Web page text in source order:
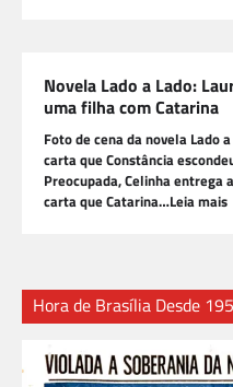
Novela Lado a Lado:
uma filha com Catarina
Foto de cena da novela Lado
carta que Constância
Preocupada, Celinha entrega
carta que Catarina…Leia mais
Hora de Brasília Desde